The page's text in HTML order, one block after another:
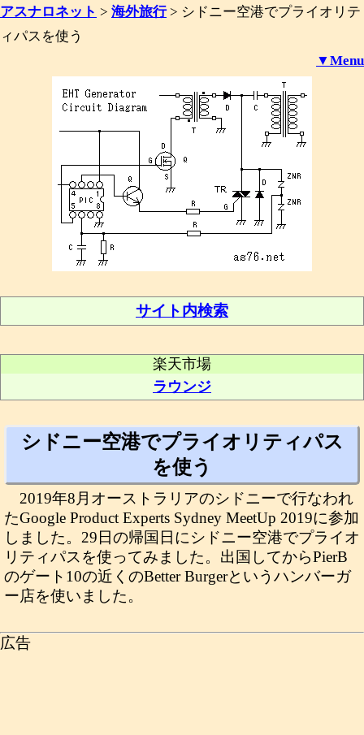
アスナロネット > 海外旅行> シドニー空港でプライオリテ
ィパスを使う
▼Menu
サイト内検索
楽天市場
ラウンジ
シドニー空港でプライオリティパス
を使う
2019年8月オーストラリアのシドニーで行なわれ
たGoogle Product Experts Sydney MeetUp 2019に参加
しました。29日の帰国日にシドニー空港でプライオ
リティパスを使ってみました。出国してからPierB
のゲート10の近くのBetter Burgerというハンバーガ
ー店を使いました。
広告